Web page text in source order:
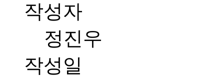
작성자
정진우
작성일